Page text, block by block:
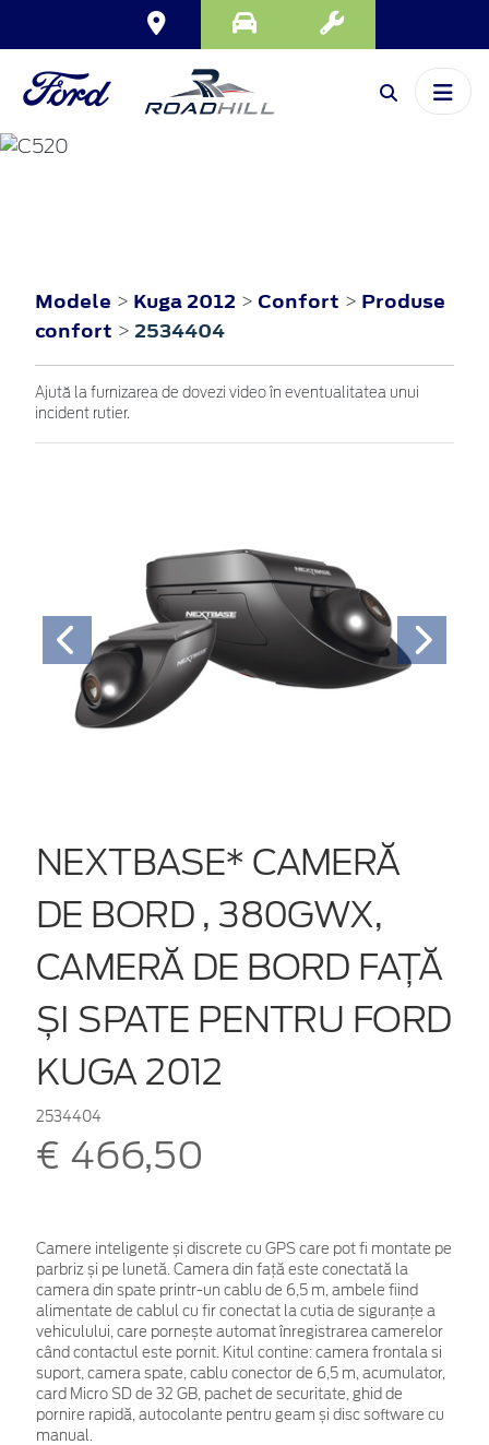
Modele > Kuga 2012 > Confort > Produse
confort > 2534404
Ajută la furnizarea de dovezi video în eventualitatea unui
incident rutier.
NEXTBASE* CAMERĂ
DE BORD , 380GWX,
CAMERĂ DE BORD FAȚĂ
ȘI SPATE PENTRU FORD
KUGA 2012
2534404
€ 466,50
Camere inteligente și discrete cu GPS care pot fi montate pe
parbriz și pe lunetă. Camera din față este conectată la
camera din spate printr-un cablu de 6,5 m, ambele fiind
alimentate de cablul cu fir conectat la cutia de siguranțe a
vehiculului, care pornește automat înregistrarea camerelor
când contactul este pornit. Kitul contine: camera frontala si
suport, camera spate, cablu conector de 6,5 m, acumulator,
card Micro SD de 32 GB, pachet de securitate, ghid de
pornire rapidă, autocolante pentru geam și disc software cu
manual.